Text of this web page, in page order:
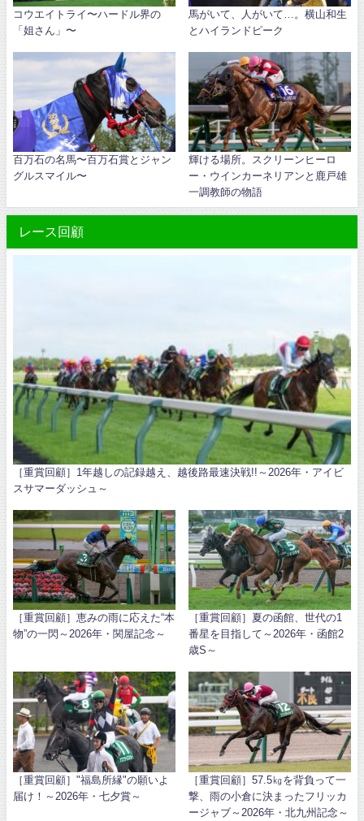
コウエイトライ〜ハードル界の
「姐さん」〜
馬がいて、人がいて…。横山和生
とハイランドピーク
百万石の名馬〜百万石賞とジャン
グルスマイル〜
輝ける場所。スクリーンヒーロ
ー・ウインカーネリアンと鹿戸雄
一調教師の物語
レース回顧
［重賞回顧］1年越しの記録越え、越後路最速決戦!!～2026年・アイビ
スサマーダッシュ～
［重賞回顧］恵みの雨に応えた“本
物”の一閃～2026年・関屋記念～
［重賞回顧］夏の函館、世代の1
番星を目指して～2026年・函館2
歳S～
［重賞回顧］"福島所縁"の願いよ
届け！～2026年・七夕賞～
［重賞回顧］57.5㎏を背負って一
撃、雨の小倉に決まったフリッカ
ージャブ～2026年・北九州記念～